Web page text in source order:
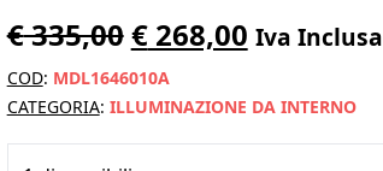
€335,00Il
prezzo
originale
era:
€268,00Il
attuale
è:
Iva Inclusa
COD: MDL1646010A
CATEGORIA: ILLUMINAZIONE DA INTERNO